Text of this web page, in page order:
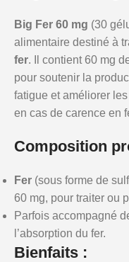
Big Fer 60 mg (30
alimentaire destiné à
fer. Il contient 60 mg
pour soutenir la
fatigue et améliorer
en cas de carence en
Composition
Fer (sous forme de
60 mg, pour traiter ou
Parfois accompagné
l’absorption du fer.
Bienfaits :